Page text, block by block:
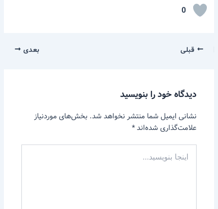
0
قبلی بعدی
دیدگاه‌ خود را بنویسید
نشانی ایمیل شما منتشر نخواهد شد. بخش‌های موردنیاز
علامت‌گذاری شده‌اند*
بنویسید…